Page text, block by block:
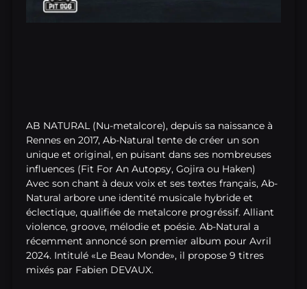
AB NATURAL (Nu-metalcore), depuis sa naissance à
Rennes en 2017, Ab-Natural tente de créer un son
unique et original, en puisant dans ses nombreuses
influences (Fit For An Autopsy, Gojira ou Haken)
Avec son chant à deux voix et ses textes français, Ab-
Natural arbore une identité musicale hybride et
éclectique, qualifiée de metalcore progréssif. Alliant
violence, groove, mélodie et poésie. Ab-Natural a
récemment annoncé son premier album pour Avril
2024. Intitulé «Le Beau Monde», il propose 9 titres
mixés par Fabien DEVAUX.